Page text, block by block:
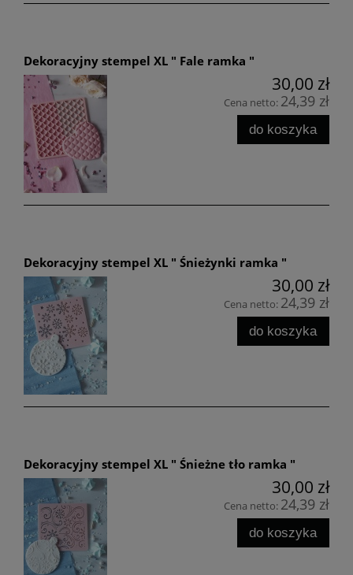
Dekoracyjny stempel XL " Fale ramka "
30,00 zł
Cena netto: 24,39 zł
do koszyka
Dekoracyjny stempel XL " Śnieżynki ramka "
30,00 zł
Cena netto: 24,39 zł
do koszyka
Dekoracyjny stempel XL " Śnieżne tło ramka "
30,00 zł
Cena netto: 24,39 zł
do koszyka